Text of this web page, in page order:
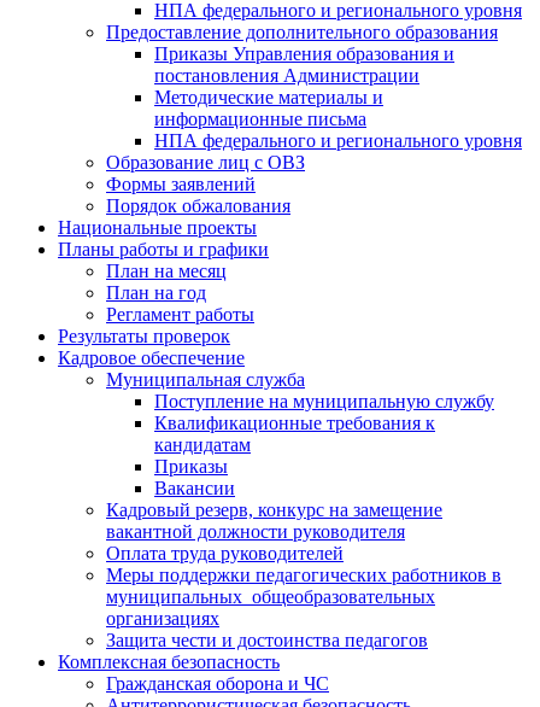
НПА федерального и регионального уровня
Предоставление дополнительного образования
Приказы Управления образования и
постановления Администрации
Методические материалы и
информационные письма
НПА федерального и регионального уровня
Образование лиц с ОВЗ
Формы заявлений
Порядок обжалования
Национальные проекты
Планы работы и графики
План на месяц
План на год
Регламент работы
Результаты проверок
Кадровое обеспечение
Муниципальная служба
Поступление на муниципальную службу
Квалификационные требования к
кандидатам
Приказы
Вакансии
Кадровый резерв, конкурс на замещение
вакантной должности руководителя
Оплата труда руководителей
Меры поддержки педагогических работников в
муниципальных общеобразовательных
организациях
Защита чести и достоинства педагогов
Комплексная безопасность
Гражданская оборона и ЧС